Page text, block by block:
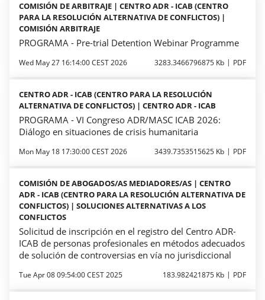
COMISIÓN DE ARBITRAJE | CENTRO ADR - ICAB (CENTRO
PARA LA RESOLUCIÓN ALTERNATIVA DE CONFLICTOS) |
COMISIÓN ARBITRAJE
PROGRAMA - Pre-trial Detention Webinar Programme
Wed May 27 16:14:00 CEST 2026 3283.3466796875 Kb PDF
CENTRO ADR - ICAB (CENTRO PARA LA RESOLUCIÓN
ALTERNATIVA DE CONFLICTOS) | CENTRO ADR - ICAB
PROGRAMA - VI Congreso ADR/MASC ICAB 2026:
Diálogo en situaciones de crisis humanitaria
Mon May 18 17:30:00 CEST 2026 3439.7353515625 Kb PDF
COMISIÓN DE ABOGADOS/AS MEDIADORES/AS | CENTRO
ADR - ICAB (CENTRO PARA LA RESOLUCIÓN ALTERNATIVA DE
CONFLICTOS) | SOLUCIONES ALTERNATIVAS A LOS
CONFLICTOS
Solicitud de inscripción en el registro del Centro ADR-
ICAB de personas profesionales en métodos adecuados
de solución de controversias en vía no jurisdiccional
Tue Apr 08 09:54:00 CEST 2025 183.982421875 Kb PDF